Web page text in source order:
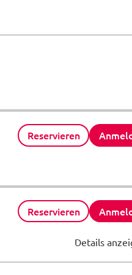
Reservieren
Reservieren
Details